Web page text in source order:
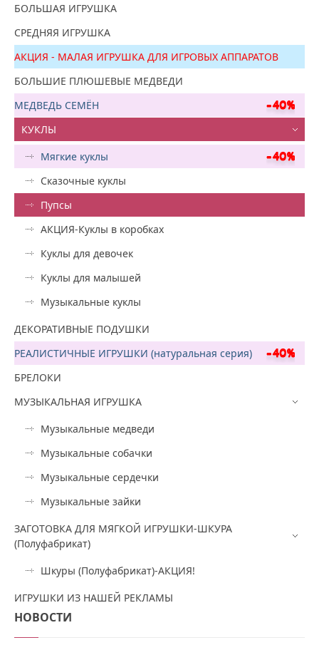
БОЛЬШАЯ ИГРУШКА
СРЕДНЯЯ ИГРУШКА
АКЦИЯ - МАЛАЯ ИГРУШКА ДЛЯ ИГРОВЫХ АППАРАТОВ
БОЛЬШИЕ ПЛЮШЕВЫЕ МЕДВЕДИ
МЕДВЕДЬ СЕМЁН
КУКЛЫ
Мягкие куклы
Сказочные куклы
Пупсы
АКЦИЯ-Куклы в коробках
Куклы для девочек
Куклы для малышей
Музыкальные куклы
ДЕКОРАТИВНЫЕ ПОДУШКИ
РЕАЛИСТИЧНЫЕ ИГРУШКИ (натуральная серия)
БРЕЛОКИ
МУЗЫКАЛЬНАЯ ИГРУШКА
Музыкальные медведи
Музыкальные собачки
Музыкальные сердечки
Музыкальные зайки
ЗАГОТОВКА ДЛЯ МЯГКОЙ ИГРУШКИ-ШКУРА
(Полуфабрикат)
Шкуры (Полуфабрикат)-АКЦИЯ!
ИГРУШКИ ИЗ НАШЕЙ РЕКЛАМЫ
НОВОСТИ